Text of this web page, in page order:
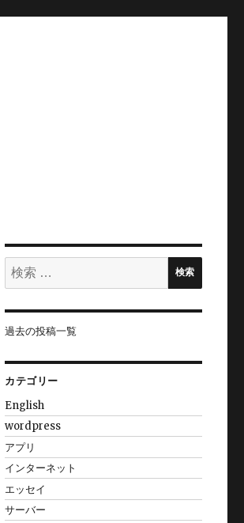
検
索:
検索
過去の投稿一覧
カテゴリー
English
wordpress
アプリ
インターネット
エッセイ
サーバー